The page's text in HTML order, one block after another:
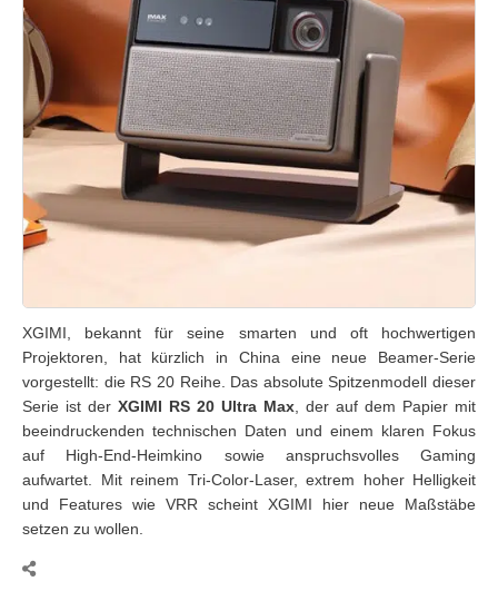
XGIMI, bekannt für seine smarten und oft hochwertigen
Projektoren, hat kürzlich in China eine neue Beamer-Serie
vorgestellt: die RS 20 Reihe. Das absolute Spitzenmodell dieser
Serie ist der XGIMI RS 20 Ultra Max , der auf dem Papier mit
beeindruckenden technischen Daten und einem klaren Fokus
auf High-End-Heimkino sowie anspruchsvolles Gaming
aufwartet. Mit reinem Tri-Color-Laser, extrem hoher Helligkeit
und Features wie VRR scheint XGIMI hier neue Maßstäbe
setzen zu wollen.